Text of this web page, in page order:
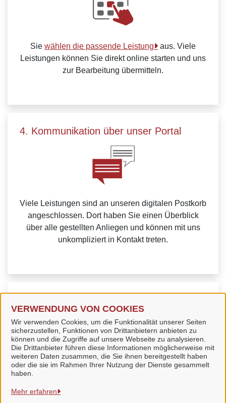
VERWENDUNG VON COOKIES
Wir verwenden Cookies, um die Funktionalität unserer Seiten
sicherzustellen, Funktionen von Drittanbietern anbieten zu
können und die Zugriffe auf unsere Webseite zu analysieren.
Die Drittanbieter führen diese Informationen möglicherweise mit
weiteren Daten zusammen, die Sie ihnen bereitgestellt haben
oder die sie im Rahmen Ihrer Nutzung der Dienste gesammelt
haben.
Mehr erfahren
Sie wählen die passende Leistung
aus. Viele
Leistungen können Sie direkt online starten und uns
zur Bearbeitung übermitteln.
4. Kommunikation über unser Portal
Viele Leistungen sind an unseren digitalen Postkorb
angeschlossen. Dort haben Sie einen Überblick
über alle gestellten Anliegen und können mit uns
unkompliziert in Kontakt treten.
FAQ-Seite des Bundes.
Stadt Bad Langensalza
Alle Rechte vorbehalten